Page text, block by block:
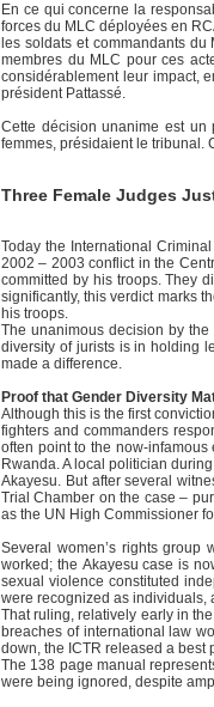
En ce qui concerne la
forces du MLC déployées en
les soldats et commandants
membres du MLC pour ces
considérablement leur impact,
président Pattassé.
Cette décision unanime est un
femmes, présidaient le tribunal.
Three Female Judges
Today the International
2002 – 2003 conflict in the
committed by his troops. They
significantly, this verdict marks
his troops.
The unanimous decision by
diversity of jurists is in holding
made a difference.
Proof that Gender Diversity
Although this is the first
fighters and commanders
often point to the now-
Rwanda. A local politician
Akayesu. But after several
Trial Chamber on the case –
as the UN High Commissioner
Several women’s rights group
worked; the Akayesu case is
sexual violence constituted
were recognized as individuals,
That ruling, relatively early in
breaches of international law
down, the ICTR released a
The 138 page manual
were being ignored, despite